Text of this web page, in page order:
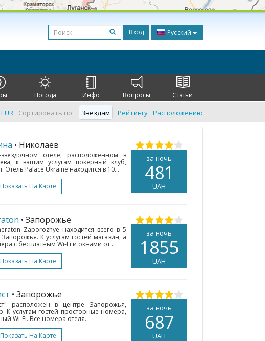
Вход Русский
Погода Инфо Вопросы Статьи
Сортировать по: Звездам Рейтингу Расположению
EUR
за ночь
481
UAH
• Николаев
отеле, расположенном в
к вашим услугам покерный клуб,
Отель Palace Ukraine находится в 10...
Показать На Карте
за ночь
1855
UAH
• Запорожье
Zaporozhye находится всего в 5
К услугам гостей магазин, а
с бесплатным Wi-Fi и окнами от...
Показать На Карте
за ночь
687
UAH
• Запорожье
расположен в центре Запорожья,
К услугам гостей просторные номера,
Wi-Fi. Все номера отеля...
Показать На Карте